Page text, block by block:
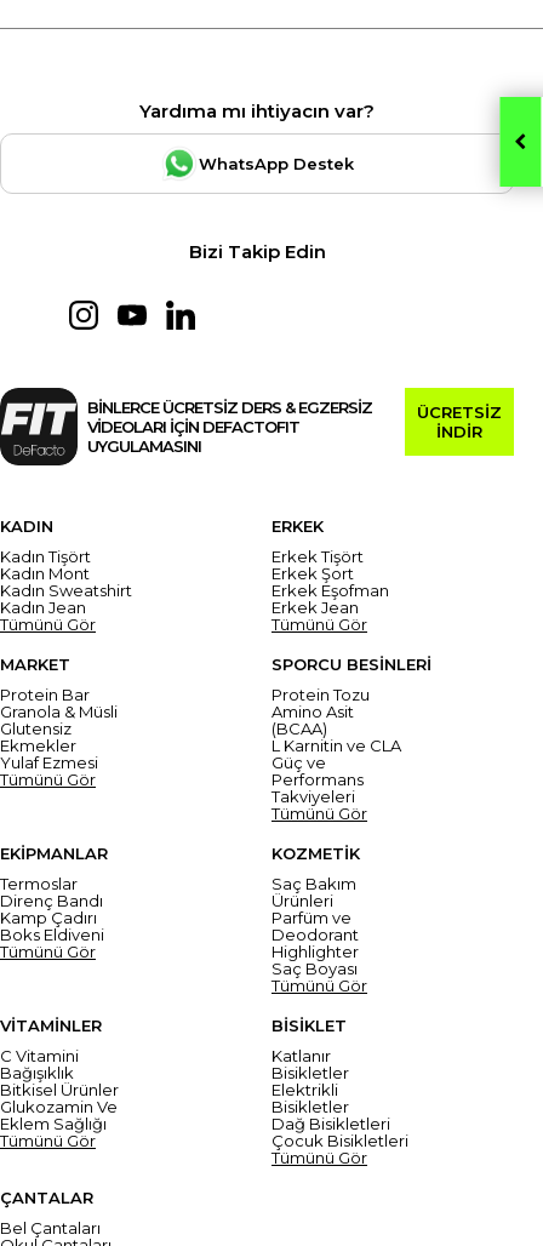
Yardıma mı ihtiyacın var?
WhatsApp Destek
Bizi Takip Edin
BİNLERCE ÜCRETSİZ DERS & EGZERSİZ
VİDEOLARI İÇİN DEFACTOFIT
UYGULAMASINI
ÜCRETSİZ
İNDİR
KADIN
Kadın Tişört
Kadın Mont
Kadın Sweatshirt
Kadın Jean
Tümünü Gör
ERKEK
Erkek Tişört
Erkek Şort
Erkek Eşofman
Erkek Jean
Tümünü Gör
MARKET
Protein Bar
Granola & Müsli
Glutensiz
Ekmekler
Yulaf Ezmesi
Tümünü Gör
SPORCU BESİNLERİ
Protein Tozu
Amino Asit
(BCAA)
L Karnitin ve CLA
Güç ve
Performans
Takviyeleri
Tümünü Gör
EKİPMANLAR
Termoslar
Direnç Bandı
Kamp Çadırı
Boks Eldiveni
Tümünü Gör
KOZMETİK
Saç Bakım
Ürünleri
Parfüm ve
Deodorant
Highlighter
Saç Boyası
Tümünü Gör
VİTAMİNLER
C Vitamini
Bağışıklık
Bitkisel Ürünler
Glukozamin Ve
Eklem Sağlığı
Tümünü Gör
BİSİKLET
Katlanır
Bisikletler
Elektrikli
Bisikletler
Dağ Bisikletleri
Çocuk Bisikletleri
Tümünü Gör
ÇANTALAR
Bel Çantaları